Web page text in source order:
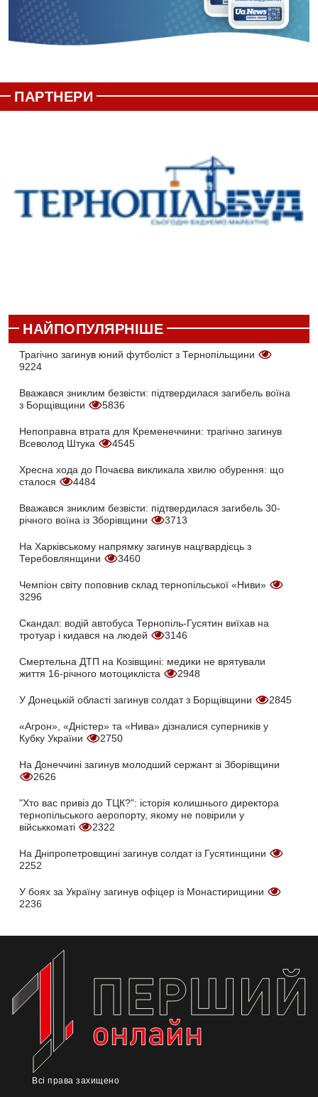
ПАРТНЕРИ
НАЙПОПУЛЯРНІШЕ
Трагічно загинув юний футболіст з Тернопільщини
9224
Вважався зниклим безвісти: підтвердилася загибель воїна
з Борщівщини
5836
Непоправна втрата для Кременеччини: трагічно загинув
Всеволод Штука
4545
Хресна хода до Почаєва викликала хвилю обурення: що
сталося
4484
Вважався зниклим безвісти: підтвердилася загибель 30-
річного воїна із Зборівщини
3713
На Харківському напрямку загинув нацгвардієць з
Теребовлянщини
3460
Чемпіон світу поповнив склад тернопільської «Ниви»
3296
Скандал: водій автобуса Тернопіль-Гусятин виїхав на
тротуар і кидався на людей
3146
Смертельна ДТП на Козівщині: медики не врятували
життя 16-річного мотоцикліста
2948
У Донецькій області загинув солдат з Борщівщини 2845
«Агрон», «Дністер» та «Нива» дізналися суперників у
Кубку України
2750
На Донеччині загинув молодший сержант зі Зборівщини
2626
"Хто вас привіз до ТЦК?": історія колишнього директора
тернопільського аеропорту, якому не повірили у
військкоматі
2322
На Дніпропетровщині загинув солдат із Гусятинщини
2252
У боях за Україну загинув офіцер із Монастирищини
2236
Всі права захищено